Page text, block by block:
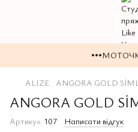
ALIZE ANGORA GOLD
ANGORA GOLD
Артикул: 107 Написати відгук